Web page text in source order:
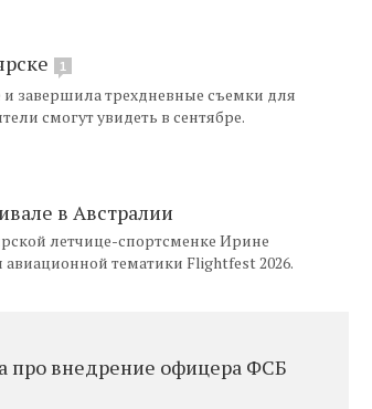
1
завершила трехдневные съемки для
смогут увидеть в сентябре.
в Австралии
летчице-спортсменке Ирине
тематики Flightfest 2026.
про внедрение офицера ФСБ